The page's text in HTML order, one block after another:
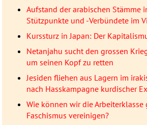
Aufstand der arabischen Stämme
Stützpunkte und -Verbündete im
Kurssturz in Japan: Der
Netanjahu sucht den grossen
um seinen Kopf zu retten
Jesiden fliehen aus Lagern im
nach Hasskampagne kurdischer
Wie können wir die Arbeiterklasse
Faschismus vereinigen?